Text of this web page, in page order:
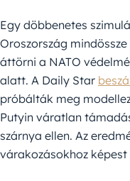
Egy döbbenetes
Oroszország
áttörni a NATO
alatt. A Daily Star
próbálták meg
Putyin váratlan
szárnya ellen. Az
várakozásokhoz képest